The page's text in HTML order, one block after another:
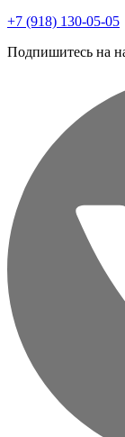
+7 (918) 130-05-05
Подпишитесь на